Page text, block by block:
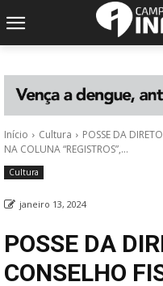
Início Cultura
POSSE DA
NA COLUNA “REGISTROS”,...
Cultura
janeiro 13, 2024
POSSE DA
CONSELHO